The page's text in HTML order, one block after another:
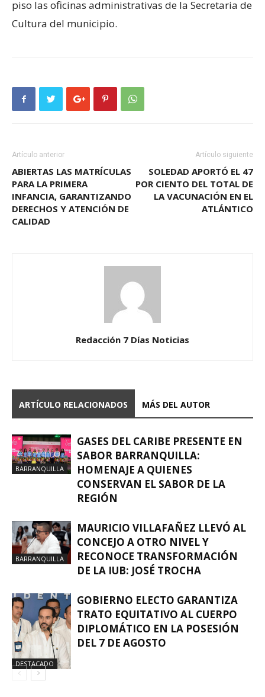
piso las oficinas administrativas de la Secretaria de
Cultura del municipio.
Artículo anterior
ABIERTAS LAS MATRÍCULAS
PARA LA PRIMERA
INFANCIA, GARANTIZANDO
DERECHOS Y ATENCIÓN DE
CALIDAD
Artículo siguiente
SOLEDAD APORTÓ EL 47
POR CIENTO DEL TOTAL DE
LA VACUNACIÓN EN EL
ATLÁNTICO
Redacción 7 Días Noticias
ARTÍCULO RELACIONADOS MÁS DEL AUTOR
BARRANQUILLA
GASES DEL CARIBE PRESENTE EN
SABOR BARRANQUILLA:
HOMENAJE A QUIENES
CONSERVAN EL SABOR DE LA
REGIÓN
BARRANQUILLA
MAURICIO VILLAFAÑEZ LLEVÓ AL
CONCEJO A OTRO NIVEL Y
RECONOCE TRANSFORMACIÓN
DE LA IUB: JOSÉ TROCHA
DESTACADO
GOBIERNO ELECTO GARANTIZA
TRATO EQUITATIVO AL CUERPO
DIPLOMÁTICO EN LA POSESIÓN
DEL 7 DE AGOSTO